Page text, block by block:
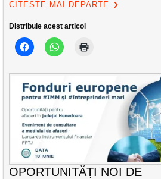
CITEȘTE MAI DEPARTE
Distribuie acest articol
OPORTUNITĂȚI NOI DE